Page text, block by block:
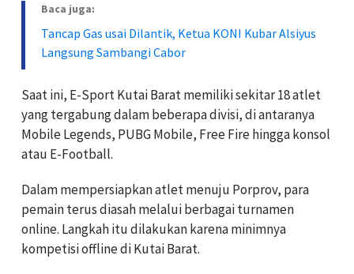
Baca juga:
Tancap Gas usai Dilantik, Ketua KONI Kubar Alsiyus
Langsung Sambangi Cabor
Saat ini, E-Sport Kutai Barat memiliki sekitar 18 atlet
yang tergabung dalam beberapa divisi, di antaranya
Mobile Legends, PUBG Mobile, Free Fire hingga konsol
atau E-Football.
Dalam mempersiapkan atlet menuju Porprov, para
pemain terus diasah melalui berbagai turnamen
online. Langkah itu dilakukan karena minimnya
kompetisi offline di Kutai Barat.